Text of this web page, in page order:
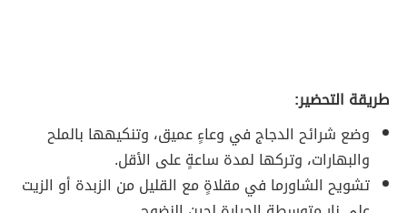
طريقة التحضير:
وضع شرائح الدجاج في وعاءٍ عميق، وتنكيهها بالملح
والبهارات، وتركها لمدة ساعةٍ على الأقل.
تشويح الشاورما في مقلاةٍ مع القليل من الزبدة أو الزيت